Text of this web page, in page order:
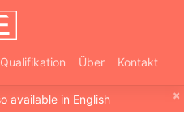
Über Kontakt
×
available in English